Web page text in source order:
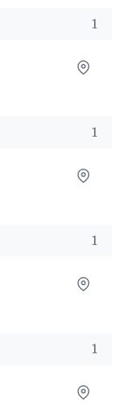
1
1
1
1